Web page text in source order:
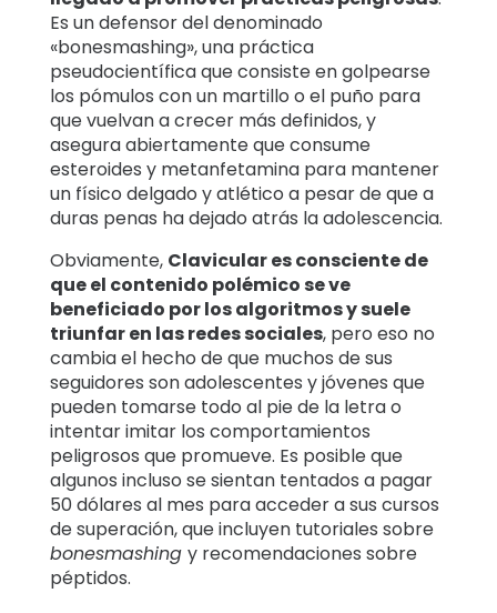
Es un defensor del denominado
«bonesmashing», una práctica
pseudocientífica que consiste en golpearse
los pómulos con un martillo o el puño para
que vuelvan a crecer más definidos, y
asegura abiertamente que consume
esteroides y metanfetamina para mantener
un físico delgado y atlético a pesar de que a
duras penas ha dejado atrás la adolescencia.
Obviamente, Clavicular es consciente de
que el contenido polémico se ve
beneficiado por los algoritmos y suele
triunfar en las redes sociales, pero eso no
cambia el hecho de que muchos de sus
seguidores son adolescentes y jóvenes que
pueden tomarse todo al pie de la letra o
intentar imitar los comportamientos
peligrosos que promueve. Es posible que
algunos incluso se sientan tentados a pagar
50 dólares al mes para acceder a sus cursos
de superación, que incluyen tutoriales sobre
bonesmashing y recomendaciones sobre
péptidos.